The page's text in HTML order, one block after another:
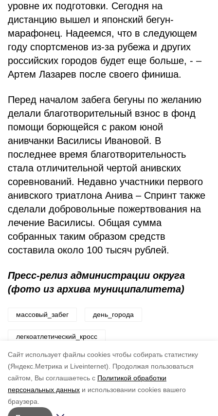
Cайт использует файлы cookies чтобы собирать статистику
(Яндекс.Метрика и Liveinternet).
Продолжая пользоваться
сайтом, Вы соглашаетесь с Политикой обработки
персональных данных и использовании cookies вашего
браузера.
уровне их подготовки. Сегодня на
дистанцию вышел и японский бегун-
марафонец. Надеемся, что в следующем
году спортсменов из-за рубежа и других
российских городов будет еще больше, - –
Артем Лазарев после своего финиша.
Перед началом забега бегуны по желанию
делали благотворительный взнос в фонд
помощи борющейся с раком юной
анивчанки Василисы Ивановой. В
последнее время благотворительность
стала отличительной чертой анивских
соревнований. Недавно участники первого
анивского триатлона Анива – Спринт также
сделали добровольные пожертвования на
лечение Василисы. Общая сумма
собранных таким образом средств
составила около 100 тысяч рублей.
Пресс-релиз администрации округа
(фото из архива муниципалитета)
массовый_забег день_города
легкоатлетический_кросс
Авторы: ADMIN admin
по оценке
5